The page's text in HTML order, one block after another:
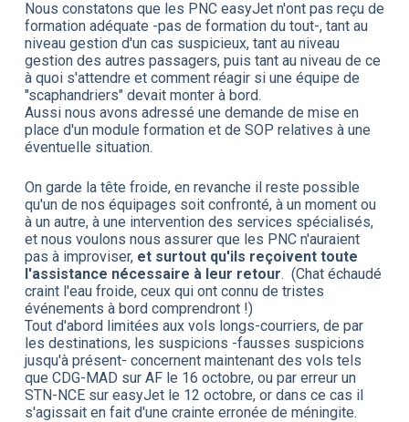
Nous constatons que les PNC easyJet n'ont pas reçu de
formation adéquate -pas de formation du tout-, tant au
niveau gestion d'un cas suspicieux, tant au niveau
gestion des autres passagers, puis tant au niveau de ce
à quoi s'attendre et comment réagir si une équipe de
"scaphandriers" devait monter à bord.
Aussi nous avons adressé une demande de mise en
place d'un module formation et de SOP relatives à une
éventuelle situation.
On garde la tête froide, en revanche il reste possible
qu'un de nos équipages soit confronté, à un moment ou
à un autre, à une intervention des services spécialisés,
et nous voulons nous assurer que les PNC n'auraient
pas à improviser, et surtout qu'ils reçoivent toute
l'assistance nécessaire à leur retour. (Chat échaudé
craint l'eau froide, ceux qui ont connu de tristes
événements à bord comprendront !)
Tout d'abord limitées aux vols longs-courriers, de par
les destinations, les suspicions -fausses suspicions
jusqu'à présent- concernent maintenant des vols tels
que CDG-MAD sur AF le 16 octobre, ou par erreur un
STN-NCE sur easyJet le 12 octobre, or dans ce cas il
s'agissait en fait d'une crainte erronée de méningite.